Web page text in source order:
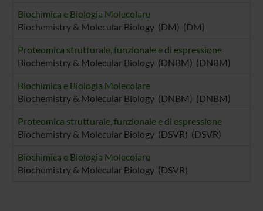
Biochimica e Biologia Molecolare
Biochemistry & Molecular Biology (DM) (DM)
Proteomica strutturale, funzionale e di espressione
Biochemistry & Molecular Biology (DNBM) (DNBM)
Biochimica e Biologia Molecolare
Biochemistry & Molecular Biology (DNBM) (DNBM)
Proteomica strutturale, funzionale e di espressione
Biochemistry & Molecular Biology (DSVR) (DSVR)
Biochimica e Biologia Molecolare
Biochemistry & Molecular Biology (DSVR)